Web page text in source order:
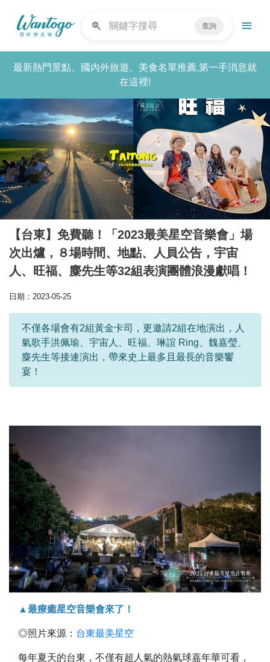
查詢
最新熱門景點、國內外旅遊、美食名單推薦,第一手消息就
在這裡!
【台東】免費聽！「2023最美星空音樂會」場
次出爐，８場時間、地點、人員公告，宇宙
人、旺福、麋先生等32組表演團體浪漫獻唱！
日期：2023-05-25
不僅各場會有2組黃金卡司，更邀請2組在地演出，人
氣歌手洪佩瑜、宇宙人、旺福、琳誼 Ring、魏嘉瑩、
麋先生等接連演出，帶來史上最多且最長的音樂饗
宴！
▲最療癒星空音樂會來了！
◎照片來源： 台東最美星空
每年夏天的台東，不僅有超人氣的熱氣球嘉年華可看，